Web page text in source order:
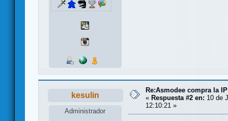
kesulin
Administrador
Re:Asmodee compra la
« Respuesta #2 en: 10 de
12:10:21 »